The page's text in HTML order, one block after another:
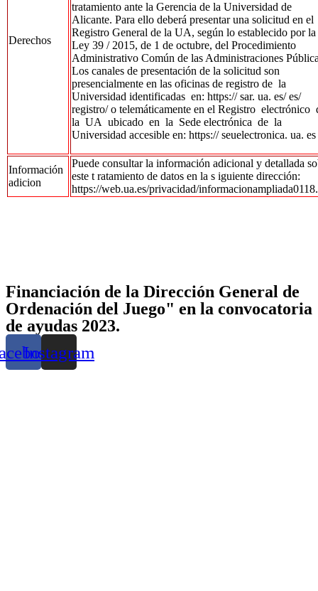
Derechos
tratamiento ante la Gerencia de la Universidad de
Alicante. Para ello deberá presentar una solicitud en el
Registro General de la UA, según lo establecido por la
Ley 39 / 2015, de 1 de octubre, del Procedimiento
Administrativo Común de las Administraciones
Los canales de presentación de la solicitud son
presencialmente en las oficinas de registro de la
Universidad identificadas en: https:// sar. ua. es/ es/
registro/ o telemáticamente en el Registro electrónico
la UA ubicado en la Sede electrónica de la
Universidad accesible en: https:// seuelectronica. ua. es
Información
adicion
Puede consultar la información adicional y detallada
este t ratamiento de datos en la s iguiente dirección:
https://web.ua.es/privacidad/
Financiación de la Dirección General de
Ordenación del Juego" en la convocatoria
de ayudas 2023.
Instagram